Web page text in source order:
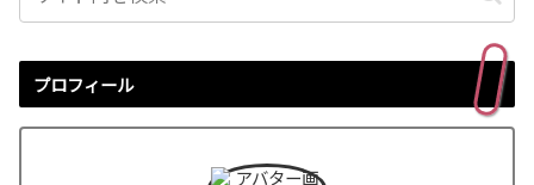
プロフィール